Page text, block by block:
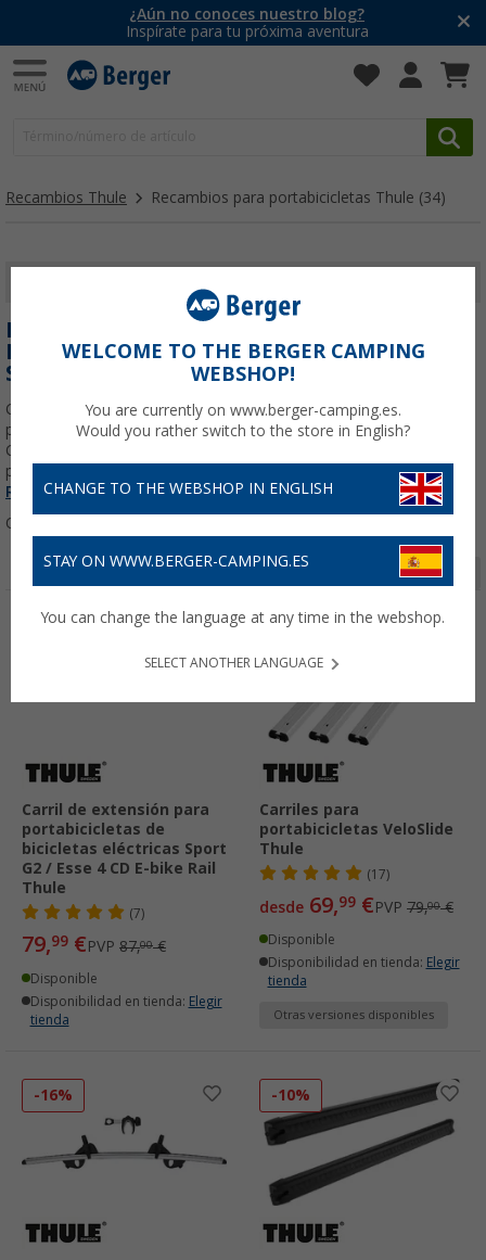
¿Aún no conoces nuestro blog?
Inspírate para tu próxima aventura
Recambios Thule Recambios para portabicicletas Thule (34)
RECAMBIOS PORTABICICLETAS THULE:
REPARA Y PROLONGA LA VIDA DE TU
SOPORTE
Contar con un portabicicletas Thule en buen estado es esencial
para disfrutar de tus viajes en caravana con la máxima seguridad.
Con el uso frecuente y el paso del tiempo, es normal que algunas
piezas necesiten ser reemplazadas. En Berger
Leer más sobre
Recambios para portabicicletas Thule...
Ordenar:
Página 1 de 2
Carril de extensión para
portabicicletas de
bicicletas eléctricas Sport
G2 / Esse 4 CD E-bike Rail
Thule
(7)
79,99 €PVP 87,00€
Disponible
Disponibilidad en tienda: Elegir
tienda
Carriles para
portabicicletas VeloSlide
Thule
(17)
desde 69,99 €PVP 79,00€
Disponible
Disponibilidad en tienda: Elegir
tienda
Otras versiones disponibles
-16% -10%
WELCOME TO THE BERGER CAMPING
WEBSHOP!
You are currently on www.berger-camping.es.
Would you rather switch to the store in English?
CHANGE TO THE WEBSHOP IN ENGLISH
STAY ON WWW.BERGER-CAMPING.ES
You can change the language at any time in the webshop.
SELECT ANOTHER LANGUAGE